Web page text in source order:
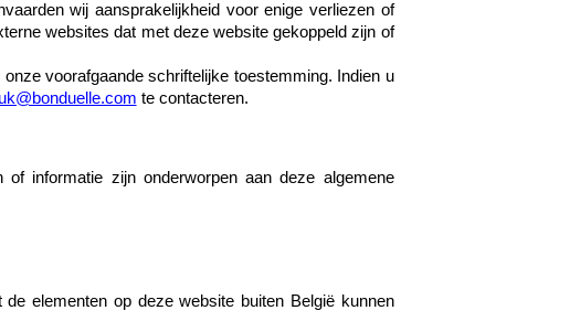
wij aansprakelijkheid voor enige verliezen of
websites dat met deze website gekoppeld zijn of
voorafgaande schriftelijke toestemming. Indien u
te contacteren.
informatie zijn onderworpen aan deze algemene
elementen op deze website buiten België kunnen